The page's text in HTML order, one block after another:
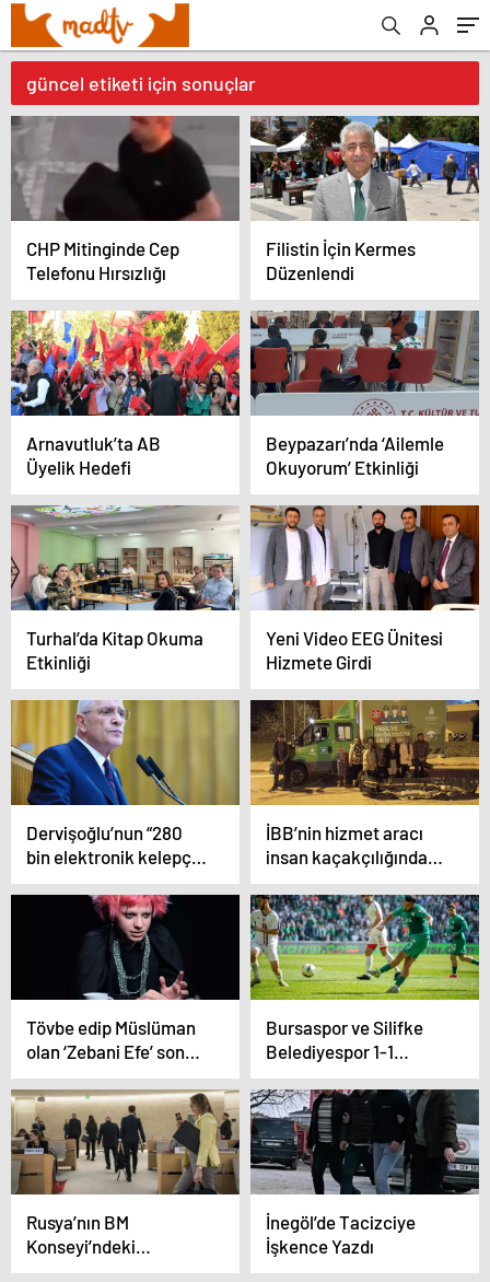
güncel etiketi için sonuçlar
CHP Mitinginde Cep
Telefonu Hırsızlığı
Filistin İçin Kermes
Düzenlendi
Arnavutluk’ta AB
Üyelik Hedefi
Beypazarı’nda ‘Ailemle
Okuyorum’ Etkinliği
Turhal’da Kitap Okuma
Etkinliği
Yeni Video EEG Ünitesi
Hizmete Girdi
Dervişoğlu’nun “280
bin elektronik kelepçe
alım ihalesi” iddiasına
emniyetten yalanlama
İBB’nin hizmet aracı
insan kaçakçılığında
kullanıldı
Tövbe edip Müslüman
olan ‘Zebani Efe’ son
haliyle gündemde
Bursaspor ve Silifke
Belediyespor 1-1
Berabere Kaldı
Rusya’nın BM
Konseyi’ndeki
konuşması protesto
İnegöl’de Tacizciye
İşkence Yazdı